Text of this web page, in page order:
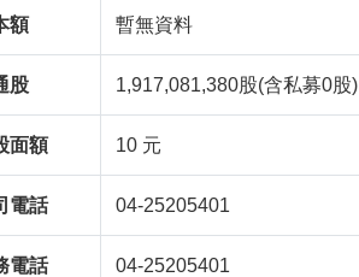
額 暫無資料
股 1,917,081,380股(含私募0股)
面額 10 元
電話 04-25205401
電話 04-25205401